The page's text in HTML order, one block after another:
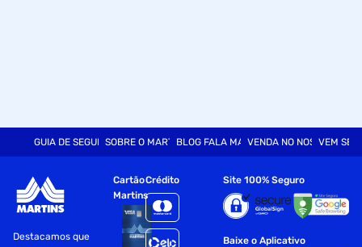
GUIA DE SEGURANÇASOBRE O MARTINSBLOG FALA MARTVENDA NO NOSSO SITE
VEM SER
Destacamos que
Cartão
Martins
Crédito Site 100% Seguro
Baixe o Aplicativo